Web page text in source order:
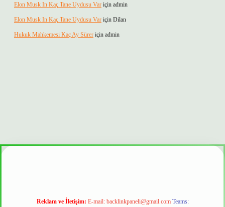
Elon Musk In Kaç Tane Uydusu Var için admin
Elon Musk In Kaç Tane Uydusu Var için Dilan
Hukuk Mahkemesi Kaç Ay Sürer için admin
güvenilir mi
Reklam ve İletişim: E-mail: backlinkpaneli@gmail.com Teams: